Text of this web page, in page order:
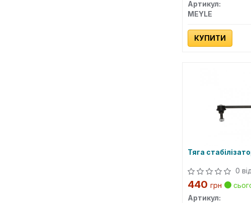
Артикул:
MEYLE
КУПИТИ
Тяга
0
440 грн
Артикул: